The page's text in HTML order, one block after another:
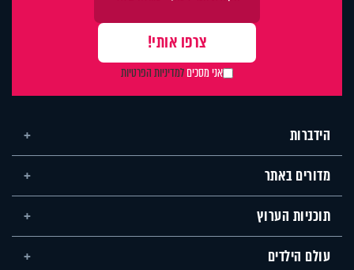
אני מסכיםלמדיניות הפרטיות
הידברות
מדורים באתר
תוכניות הערוץ
עולם הילדים